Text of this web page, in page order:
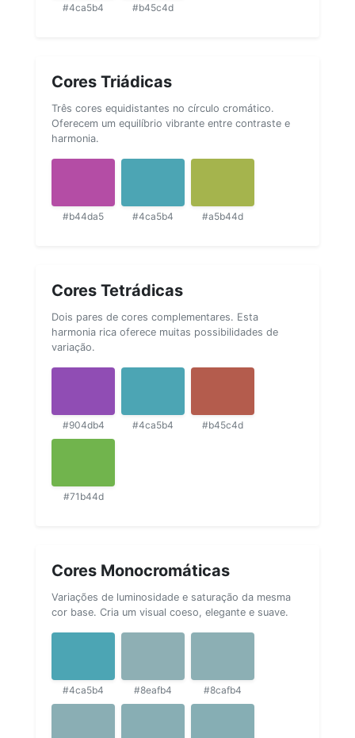
#4ca5b4 #b45c4d
Cores Triádicas
Três cores equidistantes no círculo cromático.
Oferecem um equilíbrio vibrante entre contraste e
harmonia.
#b44da5 #4ca5b4 #a5b44d
Cores Tetrádicas
Dois pares de cores complementares. Esta
harmonia rica oferece muitas possibilidades de
variação.
#904db4 #4ca5b4 #b45c4d
#71b44d
Cores Monocromáticas
Variações de luminosidade e saturação da mesma
cor base. Cria um visual coeso, elegante e suave.
#4ca5b4 #8eafb4 #8cafb4